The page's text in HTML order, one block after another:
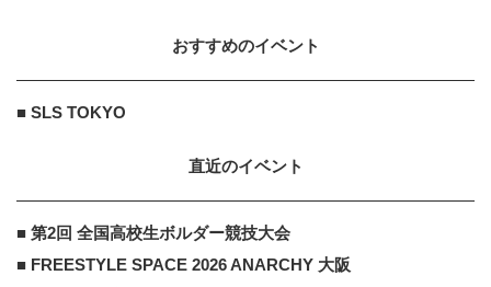
おすすめのイベント
■ SLS TOKYO
直近のイベント
■ 第2回 全国高校生ボルダー競技大会
■ FREESTYLE SPACE 2026 ANARCHY 大阪